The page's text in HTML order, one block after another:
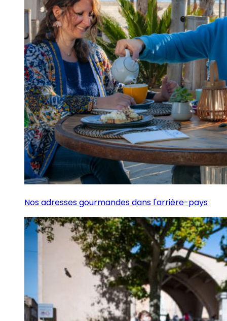
Nos adresses gourmandes dans l'arrière-pays